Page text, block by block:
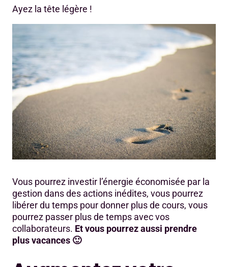
Ayez la tête légère !
Vous pourrez investir l’énergie économisée par la
gestion dans des actions inédites, vous pourrez
libérer du temps pour donner plus de cours, vous
pourrez passer plus de temps avec vos
collaborateurs. Et vous pourrez aussi prendre
plus vacances 🙂